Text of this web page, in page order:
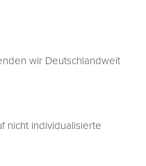
wir Deutschlandweit
nicht individualisierte